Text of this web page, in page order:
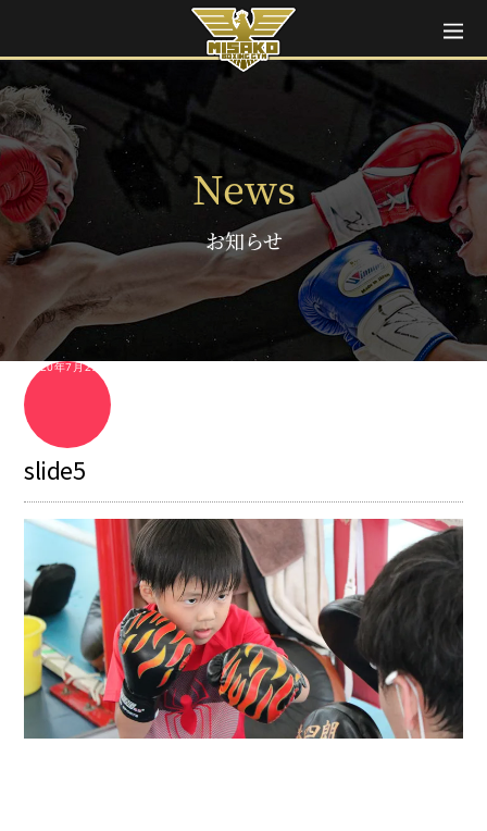
News
お知らせ
2020年7月29日
slide5